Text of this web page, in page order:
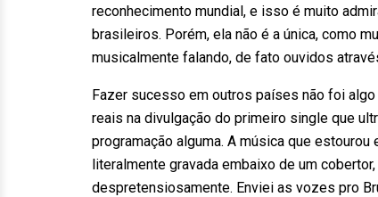
reconhecimento mundial, e isso é muito
brasileiros. Porém, ela não é a única, como
musicalmente falando, de fato ouvidos
Fazer sucesso em outros países não foi
reais na divulgação do primeiro single que
programação alguma. A música que
literalmente gravada embaixo de um
despretensiosamente. Enviei as vozes pro